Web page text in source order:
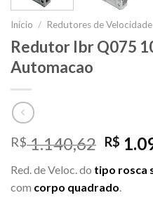
Início / Redutores de Velocidade
Redutor Ibr Q075
Automacao
R$1.140,62 O
era:
R$
Red. de Veloc. do tipo rosca
com corpo quadrado.